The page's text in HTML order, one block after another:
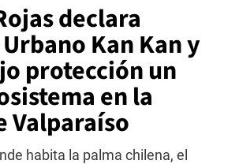
declara
Kan Kan y
protección un
en la
Valparaíso
habita la palma chilena, el